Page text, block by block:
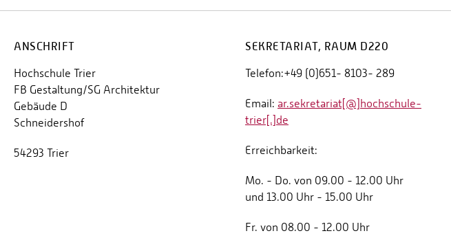
ANSCHRIFT
Hochschule Trier
FB Gestaltung/SG Architektur
Gebäude D
Schneidershof
54293 Trier
SEKRETARIAT, RAUM D220
Telefon:+49 (0)651- 8103- 289
Email: ar.sekretariat[@]hochschule-
trier[.]de
Erreichbarkeit:
Mo. - Do. von 09.00 - 12.00 Uhr
und 13.00 Uhr - 15.00 Uhr
Fr. von 08.00 - 12.00 Uhr